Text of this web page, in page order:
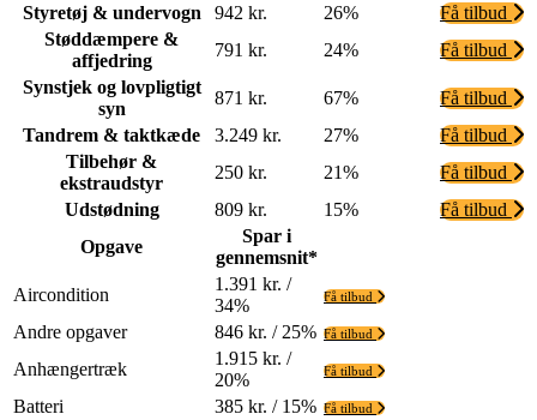
Styretøj & undervogn
942 kr. 26%
Få tilbud
Støddæmpere &
affjedring
791 kr. 24%
Få tilbud
Synstjek og lovpligtigt
syn
871 kr. 67%
Få tilbud
Tandrem & taktkæde
3.249 kr. 27%
Få tilbud
Tilbehør &
ekstraudstyr
250 kr. 21%
Få tilbud
Udstødning
809 kr. 15%
Få tilbud
Opgave
Spar i
gennemsnit*
Aircondition
1.391 kr. /
34%
Få tilbud
Andre opgaver 846 kr. / 25% Få tilbud
Anhængertræk
1.915 kr. /
20%
Få tilbud
Batteri 385 kr. / 15% Få tilbud